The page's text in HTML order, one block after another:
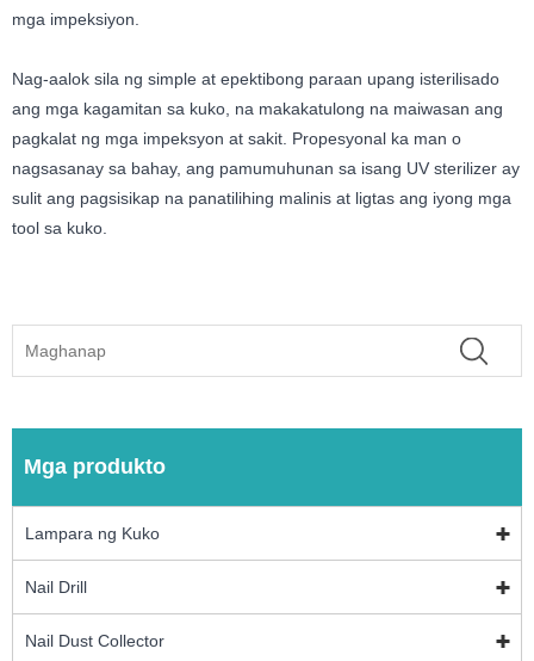
mga impeksiyon.
Nag-aalok sila ng simple at epektibong paraan upang isterilisado
ang mga kagamitan sa kuko, na makakatulong na maiwasan ang
pagkalat ng mga impeksyon at sakit. Propesyonal ka man o
nagsasanay sa bahay, ang pamumuhunan sa isang UV sterilizer ay
sulit ang pagsisikap na panatilihing malinis at ligtas ang iyong mga
tool sa kuko.
Mga produkto
Lampara ng Kuko
Nail Drill
Nail Dust Collector